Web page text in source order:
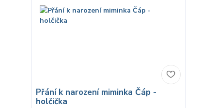
Přání k narození miminka Čáp -
holčička